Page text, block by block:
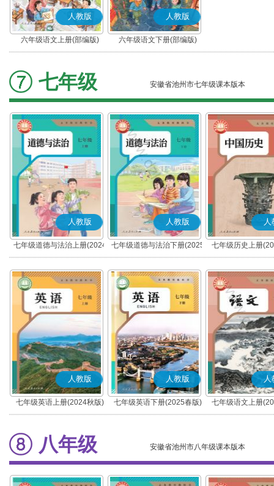
人教版
六年级语文上册(部编版)
人教版
六年级语文下册(部编版)
七年级 安徽省池州市七年级课本版本
人教版
七年级道德与法治上册(2024
秋版)(部编版)
人教版
七年级道德与法治下册(2025
春版)(部编版)
人
七年级历史上册
(部编版)
人教版
七年级英语上册(2024秋版)
人教版
七年级英语下册(2025春版)
人
七年级语文上册
(部编版)
八年级 安徽省池州市八年级课本版本